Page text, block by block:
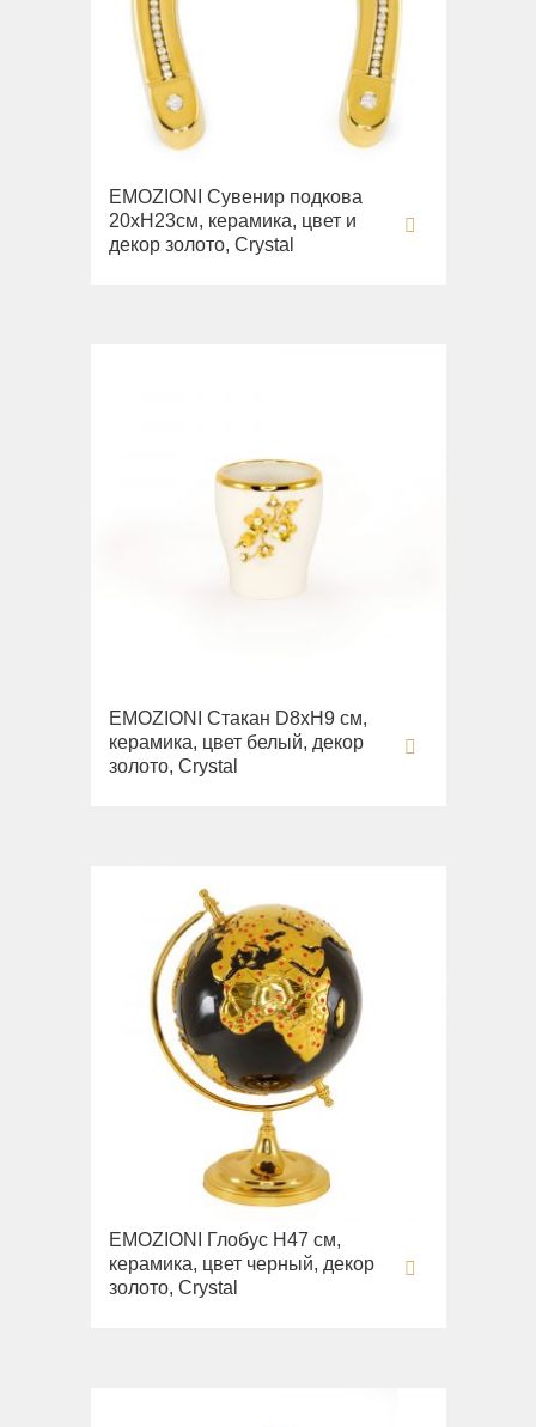
EMOZIONI Сувенир подкова
20хН23см, керамика, цвет и
декор золото, Crystal
EMOZIONI Стакан D8хН9 см,
керамика, цвет белый, декор
золото, Crystal
EMOZIONI Глобус Н47 см,
керамика, цвет черный, декор
золото, Crystal